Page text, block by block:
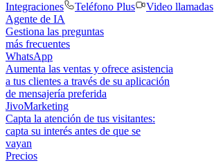
Integraciones
Teléfono Plus Video llamadas
Agente de IA
Gestiona las preguntas
más frecuentes
WhatsApp
Aumenta las ventas y ofrece asistencia
a tus clientes a través de su aplicación
de mensajería preferida
JivoMarketing
Capta la atención de tus visitantes:
capta su interés antes de que se
vayan
Precios